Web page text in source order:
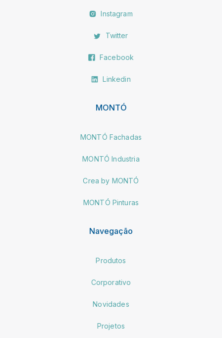
Instagram
Twitter
Facebook
Linkedin
MONTÓ
MONTÓ Fachadas
MONTÓ Industria
Crea by MONTÓ
MONTÓ Pinturas
Navegação
Produtos
Corporativo
Novidades
Projetos